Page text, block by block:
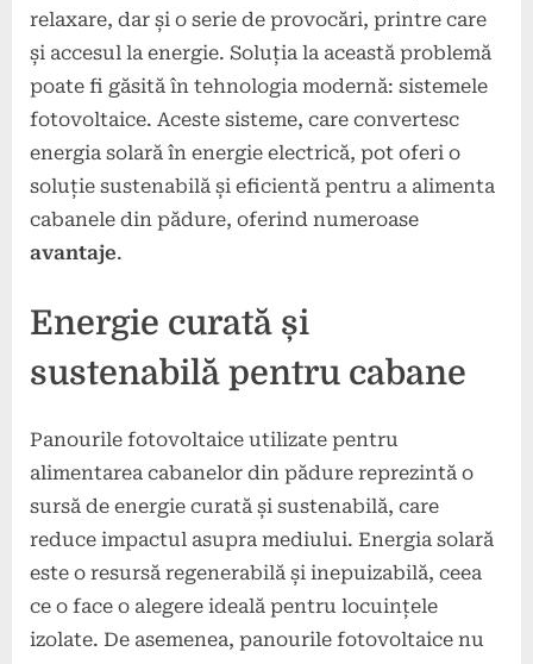
relaxare, dar și o serie de provocări, printre care
și accesul la energie. Soluția la această problemă
poate fi găsită în tehnologia modernă: sistemele
fotovoltaice. Aceste sisteme, care convertesc
energia solară în energie electrică, pot oferi o
soluție sustenabilă și eficientă pentru a alimenta
cabanele din pădure, oferind numeroase
avantaje.
Energie curată și
sustenabilă pentru cabane
Panourile fotovoltaice utilizate pentru
alimentarea cabanelor din pădure reprezintă o
sursă de energie curată și sustenabilă, care
reduce impactul asupra mediului. Energia solară
este o resursă regenerabilă și inepuizabilă, ceea
ce o face o alegere ideală pentru locuințele
izolate. De asemenea, panourile fotovoltaice nu